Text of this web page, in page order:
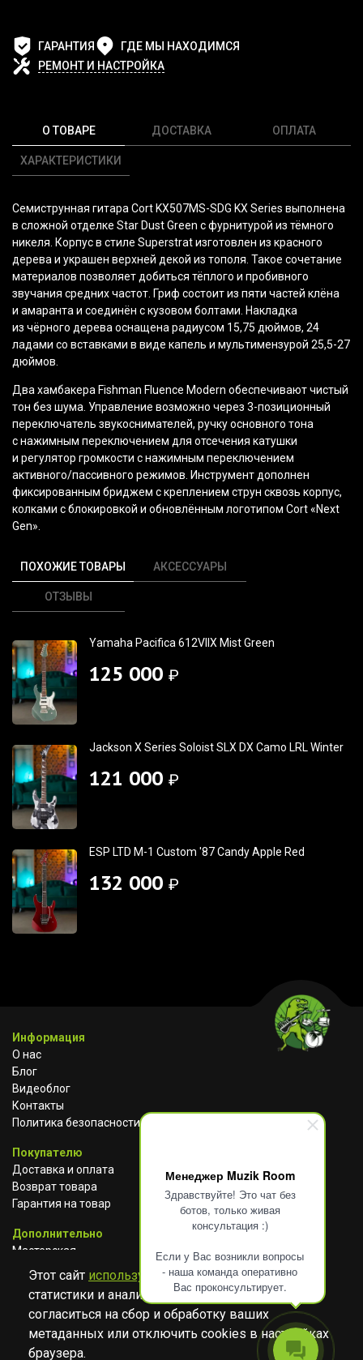
Менеджер Muzik Room
Здравствуйте! Это чат без
ботов, только живая
консультация :)
Если у Вас возникли вопросы
- наша команда оперативно
Вас проконсультирует.
ГАРАНТИЯ
ГДЕ МЫ НАХОДИМСЯ
РЕМОНТ И НАСТРОЙКА
О ТОВАРЕ
ХАРАКТЕРИСТИКИ
ДОСТАВКА ОПЛАТА
Семиструнная гитара Cort KX507MS-SDG KX Series выполнена
в сложной отделке Star Dust Green с фурнитурой из тёмного
никеля. Корпус в стиле Superstrat изготовлен из красного
дерева и украшен верхней декой из тополя. Такое сочетание
материалов позволяет добиться тёплого и пробивного
звучания средних частот. Гриф состоит из пяти частей клёна
и амаранта и соединён с кузовом болтами. Накладка
из чёрного дерева оснащена радиусом 15,75 дюймов, 24
ладами со вставками в виде капель и мультимензурой 25,5-27
дюймов.
Два хамбакера Fishman Fluence Modern обеспечивают чистый
тон без шума. Управление возможно через 3-позиционный
переключатель звукоснимателей, ручку основного тона
с нажимным переключением для отсечения катушки
и регулятор громкости с нажимным переключением
активного/пассивного режимов. Инструмент дополнен
фиксированным бриджем с креплением струн сквозь корпус,
колками с блокировкой и обновлённым логотипом Cort«Next
Gen».
ПОХОЖИЕ ТОВАРЫ АКСЕССУАРЫ
ОТЗЫВЫ
Yamaha Pacifica 612VIIX Mist Green
125 000 ₽
Jackson X Series Soloist SLX DX Camo LRL Winter
121 000 ₽
ESP LTD M-1 Custom '87 Candy Apple Red
132 000 ₽
Информация
О нас
Блог
Видеоблог
Контакты
Политика безопасности
Покупателю
Доставка и оплата
Возврат товара
Гарантия на товар
Дополнительно
Мастерская
Сотрудничество
АВИТО
TELEGRAM
YOUTUBE
Этот сайт использует cookies для сбора
статистики и анализа работы сайта. Просим
согласиться на сбор и обработку ваших
метаданных или отключить cookies в настройках
браузера.